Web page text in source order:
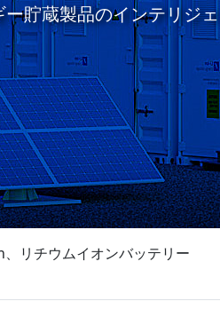
貯蔵製品のインテリジェ
リチウムイオンバッテリー